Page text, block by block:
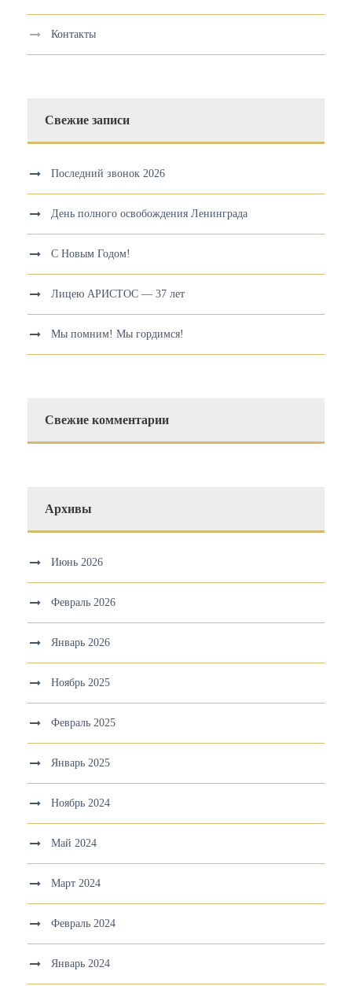
Контакты
Свежие записи
Последний звонок 2026
День полного освобождения Ленинграда
С Новым Годом!
Лицею АРИСТОС — 37 лет
Мы помним! Мы гордимся!
Свежие комментарии
Архивы
Июнь 2026
Февраль 2026
Январь 2026
Ноябрь 2025
Февраль 2025
Январь 2025
Ноябрь 2024
Май 2024
Март 2024
Февраль 2024
Январь 2024